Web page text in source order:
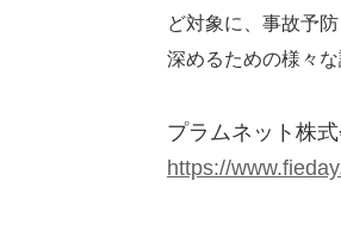
ど対象に、事故予
深めるための様々
プラムネット株
https://